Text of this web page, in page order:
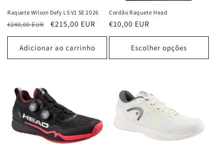
Raquete Wilson Defy LS V1 SE 2026
Preço
normal
€240,00 EUR
Preço
de
saldo
€215,00 EUR
Adicionar ao carrinho
Cordão Raquete Head
Preço
normal
€10,00 EUR
Escolher opções